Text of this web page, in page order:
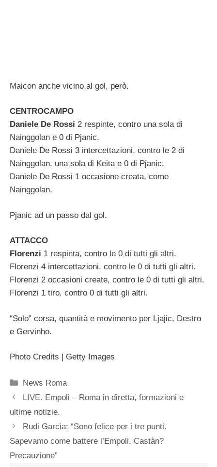
Maicon anche vicino al gol, però.
CENTROCAMPO
Daniele De Rossi 2 respinte, contro una sola di
Nainggolan e 0 di Pjanic.
Daniele De Rossi 3 intercettazioni, contro le 2 di
Nainggolan, una sola di Keita e 0 di Pjanic.
Daniele De Rossi 1 occasione creata, come
Nainggolan.
Pjanic ad un passo dal gol.
ATTACCO
Florenzi 1 respinta, contro le 0 di tutti gli altri.
Florenzi 4 intercettazioni, contro le 0 di tutti gli altri.
Florenzi 2 occasioni create, contro le 0 di tutti gli altri.
Florenzi 1 tiro, contro 0 di tutti gli altri.
“Solo” corsa, quantità e movimento per Ljajic, Destro
e Gervinho.
Photo Credits | Getty Images
Categorie
News Roma
LIVE. Empoli – Roma in diretta, formazioni e
ultime notizie.
Rudi Garcia: “Sono felice per i tre punti.
Sapevamo come battere l’Empoli. Castàn?
Precauzione”